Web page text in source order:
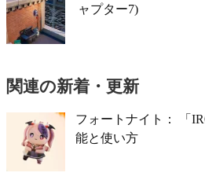
ャプター7)
関連の新着・更新
フォートナイト： 「
能と使い方